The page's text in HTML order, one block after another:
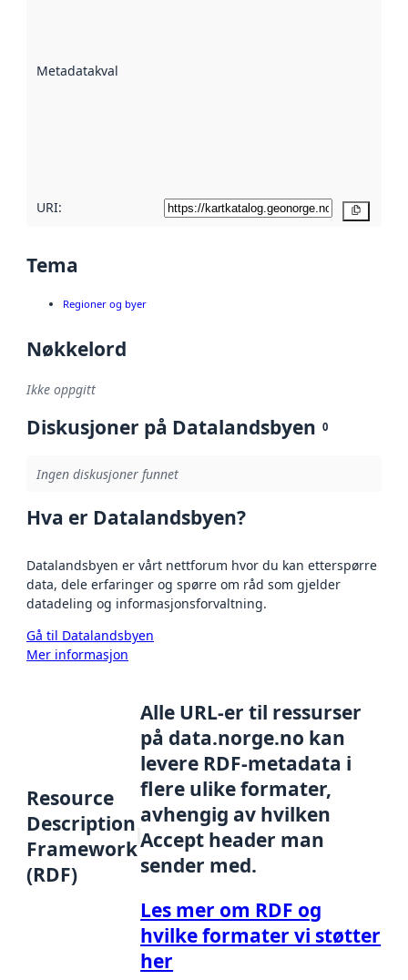
Metadatakvalitet
URI:
Tema
Regioner og byer
Nøkkelord
Ikke oppgitt
Diskusjoner på Datalandsbyen 0
Ingen diskusjoner funnet
Hva er Datalandsbyen?
Datalandsbyen er vårt nettforum hvor du kan etterspørre
data, dele erfaringer og spørre om råd som gjelder
datadeling og informasjonsforvaltning.
Gå til Datalandsbyen
Mer informasjon
Resource
Description
Framework
(RDF)
Alle URL-er til ressurser
på data.norge.no kan
levere RDF-metadata i
flere ulike formater,
avhengig av hvilken
Accept header man
sender med.
Les mer om RDF og
hvilke formater vi støtter
her